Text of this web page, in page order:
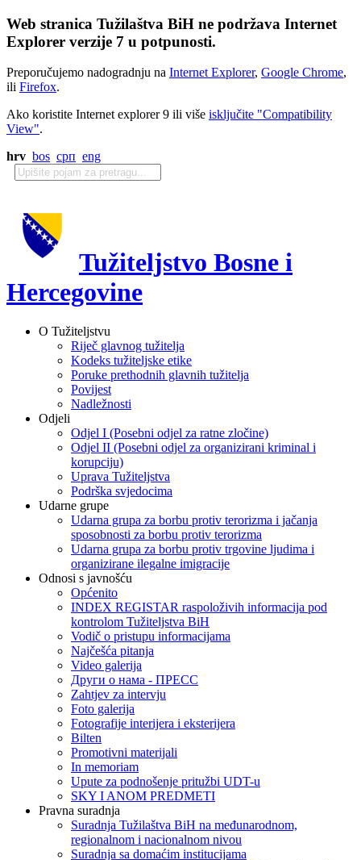
Web stranica Tužilaštva BiH ne podržava Internet
Explorer verzije 7 u potpunosti.
Preporučujemo nadogradnju na Internet Explorer, Google Chrome,
ili Firefox.
Ako koristite Internet explorer 9 ili više isključite "Compatibility
View".
hrv bos срп eng
Tužiteljstvo Bosne i
Hercegovine
O Tužiteljstvu
Riječ glavnog tužitelja
Kodeks tužiteljske etike
Poruke prethodnih glavnih tužitelja
Povijest
Nadležnosti
Odjeli
Odjel I (Posebni odjel za ratne zločine)
Odjel II (Posebni odjel za organizirani kriminal i
korupciju)
Uprava Tužiteljstva
Podrška svjedocima
Udarne grupe
Udarna grupa za borbu protiv terorizma i jačanja
sposobnosti za borbu protiv terorizma
Udarna grupa za borbu protiv trgovine ljudima i
organizirane ilegalne imigracije
Odnosi s javnošću
Općenito
INDEX REGISTAR raspoloživih informacija pod
kontrolom Tužiteljstva BiH
Vodič o pristupu informacijama
Najčešća pitanja
Video galerija
Други о нама - ПРЕСC
Zahtjev za intervju
Foto galerija
Fotografije interijera i eksterijera
Bilten
Promotivni materijali
In memoriam
Upute za podnošenje pritužbi UDT-u
SKY I ANOM PREDMETI
Pravna suradnja
Suradnja Tužilaštva BiH na međunarodnom,
regionalnom i nacionalnom nivou
Suradnja sa domaćim institucijama